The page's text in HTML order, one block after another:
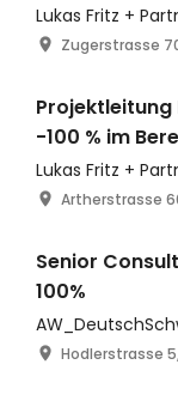
Lukas Fritz +
Zugerstrasse
Projektleitung
-100 % im
Lukas Fritz +
Artherstrasse
Senior
100%
Hodlerstrasse